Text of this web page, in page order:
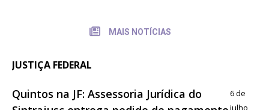
MAIS NOTÍCIAS
JUSTIÇA FEDERAL
Quintos na JF: Assessoria Jurídica do
6 de
julho